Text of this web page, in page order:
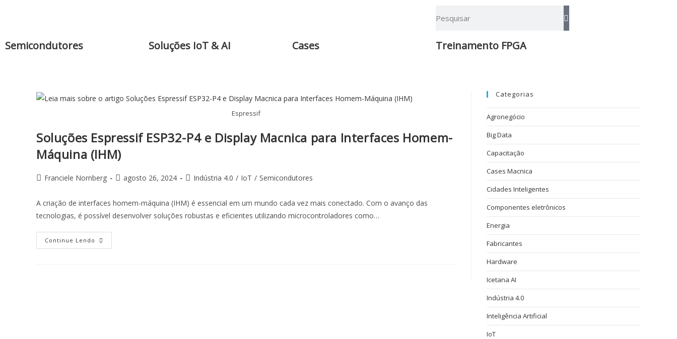
Semicondutores Soluções IoT & AI Cases Treinamento FPGA​
Espressif
Soluções Espressif ESP32-P4 e Display Macnica para Interfaces Homem-
Máquina (IHM)
Franciele Nornberg agosto 26, 2024 Indústria 4.0 / IoT / Semicondutores
A criação de interfaces homem-máquina (IHM) é essencial em um mundo cada vez mais conectado. Com o avanço das
tecnologias, é possível desenvolver soluções robustas e eficientes utilizando microcontroladores como…
Continue Lendo
Categorias
Agronegócio
Big Data
Capacitação
Cases Macnica
Cidades Inteligentes
Componentes eletrônicos
Energia
Fabricantes
Hardware
Icetana AI
Indústria 4.0
Inteligência Artificial
IoT